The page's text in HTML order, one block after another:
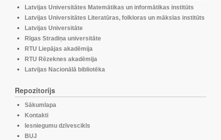
Latvijas Universitātes Matemātikas un informātikas institūts
Latvijas Universitātes Literatūras, folkloras un mākslas institūts
Latvijas Universitāte
Rīgas Stradiņa universitāte
RTU Liepājas akadēmija
RTU Rēzeknes akadēmija
Latvijas Nacionālā bibliotēka
Repozitorijs
Sākumlapa
Kontakti
Iesniegumu dzīvescikls
BUJ